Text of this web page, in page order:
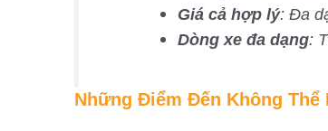
Giá cả hợp lý: Đa
Dòng xe đa dạng:
Những Điểm Đến Không Thể